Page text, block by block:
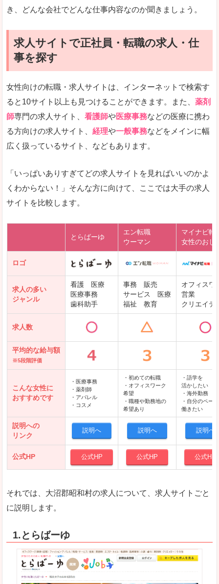
き、どんな会社でどんな仕事内容なのか聞きましょう。
求人サイトで正社員・転職の求人・仕
事を探す
女性向けの転職・求人サイトは、インターネットで検索す
ると10サイト以上も見つけることができます。また、 薬剤
師専門の求人サイト、 看護師や医療事務などの医療に携わ
る方向けの求人サイト、 経理や一般事務などをメインに幅
広く扱っているサイト、などもあります。
「いっぱいありすぎてどの求人サイトを見ればいいのかよ
くわからない！」そんな方に向けて、ここでは大手の求人
サイトを比較します。
とらばーゆ
エン転職
ウーマン
マイナビ転
女性のおし
ロゴ
求人の多い
ジャンル
看護 医療
医療事務
歯科助手
事務 販売
サービス 医療
福祉 教育
オフィスワ
営業
クリエイテ
求人数
平均的な給与額
※5段階評価
こんな女性に
おすすめです
・医療事務
・薬剤師
・アパレル
・コスメ
・初めての転職
・オフィスワーク
希望
・職種や勤務地の
希望あり
・語学を
活かしたい
・海外勤務
・自分のペー
働きたい
説明への
リンク
説明へ 説明へ 説明へ
公式HP 公式HP 公式HP 公式HP
それでは、大沼郡昭和村の求人について、求人サイトごと
に説明します。
1.とらばーゆ